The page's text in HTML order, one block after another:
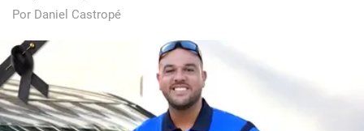
Por Daniel Castropé